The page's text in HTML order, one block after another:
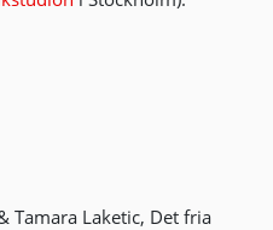
Tamara Laketic, Det fria